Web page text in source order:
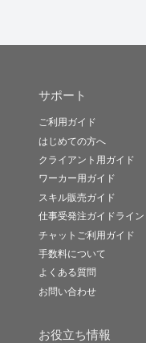
サポート
ご利用ガイド
はじめての方へ
クライアント用ガイド
ワーカー用ガイド
スキル販売ガイド
仕事受発注ガイドライン
チャットご利用ガイド
手数料について
よくある質問
お問い合わせ
お役立ち情報